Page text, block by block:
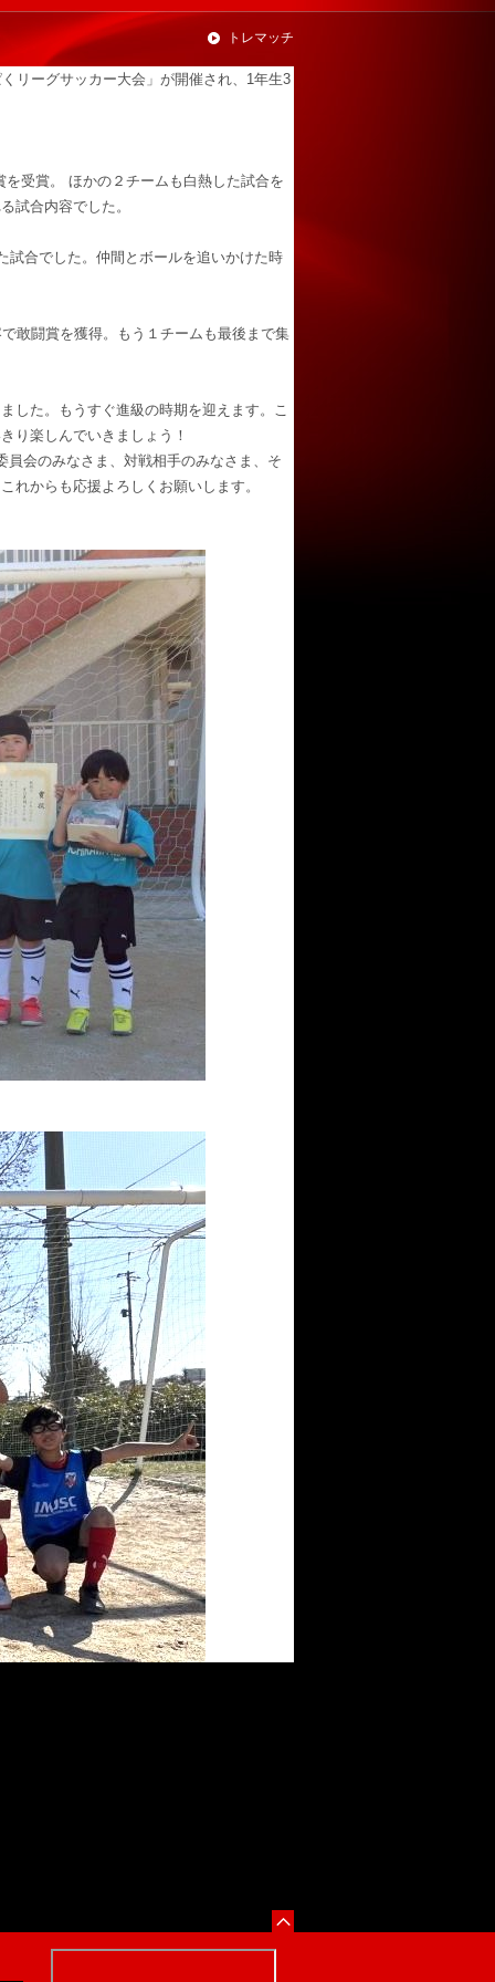
トレマッチ
リーグサッカー大会」が開催され、1年生3
受賞。 ほかの２チームも白熱した試合を
試合内容でした。
試合でした。仲間とボールを追いかけた時
敢闘賞を獲得。もう１チームも最後まで集
た。もうすぐ進級の時期を迎えます。こ
り楽しんでいきましょう！
会のみなさま、対戦相手のみなさま、そ
れからも応援よろしくお願いします。